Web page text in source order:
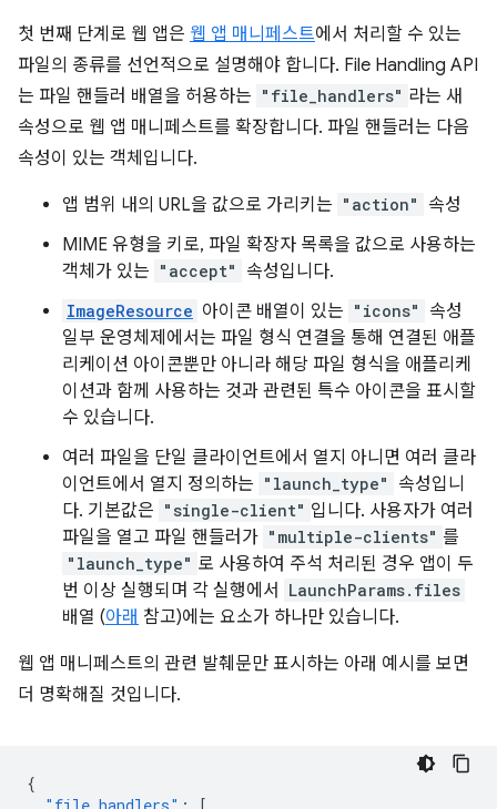
첫 번째 단계로 웹 앱은 웹 앱 매니페스트에서 처리할 수 있는
파일의 종류를 선언적으로 설명해야 합니다. File Handling API
는 파일 핸들러 배열을 허용하는 "file_handlers" 라는 새
속성으로 웹 앱 매니페스트를 확장합니다. 파일 핸들러는 다음
속성이 있는 객체입니다.
앱 범위 내의 URL을 값으로 가리키는 "action"
속성
MIME 유형을 키로, 파일 확장자 목록을 값으로 사용하는
객체가 있는 "accept" 속성입니다.
ImageResource 아이콘 배열이 있는 "icons"
속성
일부 운영체제에서는 파일 형식 연결을 통해 연결된 애플
리케이션 아이콘뿐만 아니라 해당 파일 형식을 애플리케
이션과 함께 사용하는 것과 관련된 특수 아이콘을 표시할
수 있습니다.
여러 파일을 단일 클라이언트에서 열지 아니면 여러 클라
이언트에서 열지 정의하는 "launch_type"
속성입니
다. 기본값은 "single-client" 입니다. 사용자가 여러
파일을 열고 파일 핸들러가 "multiple-clients" 를
"launch_type" 로 사용하여 주석 처리된 경우 앱이 두
번 이상 실행되며 각 실행에서
LaunchParams.files
배열 (아래 참고)에는 요소가 하나만 있습니다.
웹 앱 매니페스트의 관련 발췌문만 표시하는 아래 예시를 보면
더 명확해질 것입니다.
{